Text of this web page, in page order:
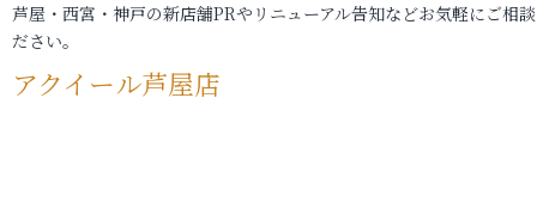
芦屋・西宮・神戸の新店舗PRやリニューアル告知などお気軽にご相
ださい。
アクイール芦屋店